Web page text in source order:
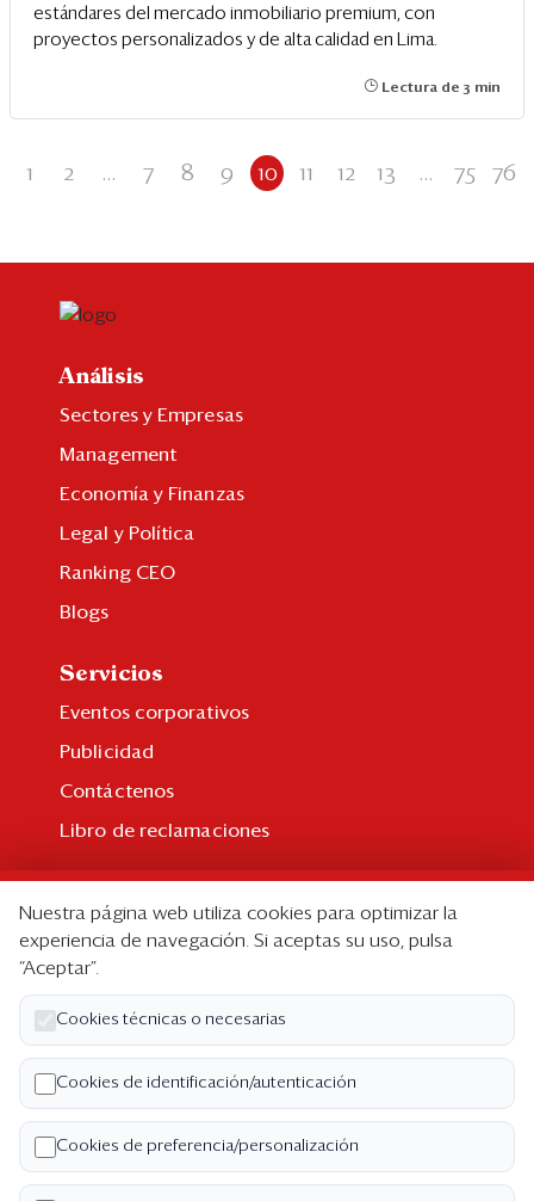
estándares del mercado inmobiliario premium, con
proyectos personalizados y de alta calidad en Lima.
Lectura de 3 min
1 2 ... 7 8 9 10 11 12 13 ... 75 76
Análisis
Sectores y Empresas
Management
Economía y Finanzas
Legal y Política
Ranking CEO
Blogs
Servicios
Eventos corporativos
Publicidad
Contáctenos
Libro de reclamaciones
Suscripción individual
Paquetes corporativos
Edición Impresa
Nosotros
Quiénes somos
Código de ética
Términos y Condiciones
Nuestra página web utiliza cookies para optimizar la
experiencia de navegación. Si aceptas su uso, pulsa
“Aceptar”.
Cookies técnicas o necesarias
Cookies de identificación/autenticación
Cookies de preferencia/personalización